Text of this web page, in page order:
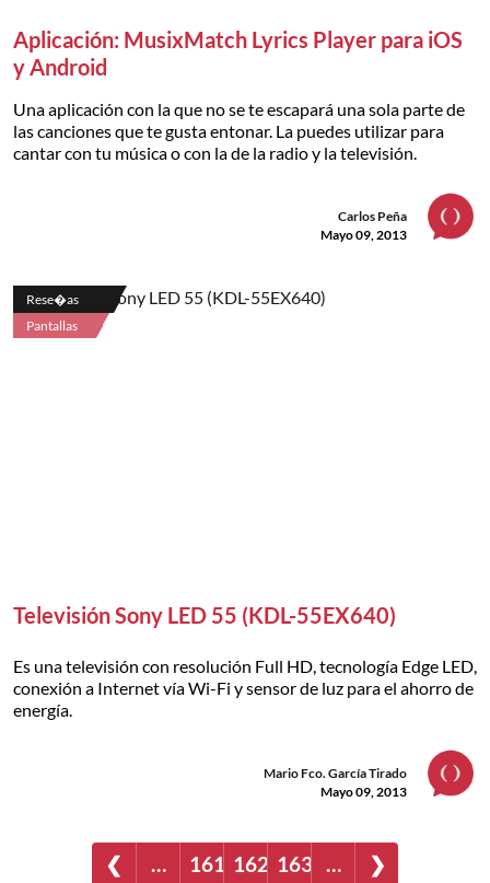
Aplicación: MusixMatch Lyrics Player para iOS
y Android
Una aplicación con la que no se te escapará una sola parte de
las canciones que te gusta entonar. La puedes utilizar para
cantar con tu música o con la de la radio y la televisión.
Carlos Peña
Mayo 09, 2013
Rese�as
Pantallas
Televisión Sony LED 55 (KDL-55EX640)
Es una televisión con resolución Full HD, tecnología Edge LED,
conexión a Internet vía Wi-Fi y sensor de luz para el ahorro de
energía.
Mario Fco. García Tirado
Mayo 09, 2013
❮ … 161 162 163 … ❯